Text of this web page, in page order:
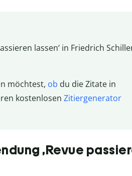
lassen‘ in Friedrich
möchtest, ob du die Zitate in
kostenlosen Zitiergenerator
‚Revue